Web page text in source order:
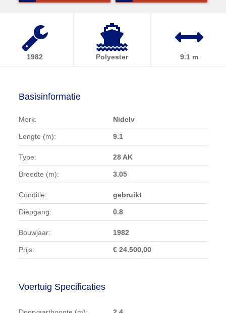
1982 Polyester 9.1 m
Basisinformatie
Merk: Nidelv
Lengte (m): 9.1
Type: 28 AK
Breedte (m): 3.05
Conditie: gebruikt
Diepgang: 0.8
Bouwjaar: 1982
Prijs: € 24.500,00
Voertuig Specificaties